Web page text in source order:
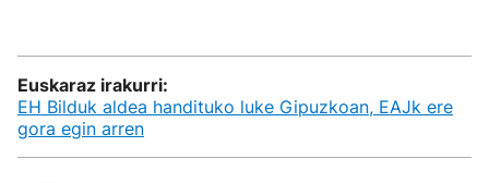
Euskaraz irakurri:
EH Bilduk aldea handituko luke Gipuzkoan, EAJk ere
gora egin arren